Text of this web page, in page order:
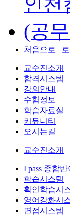
처음으로
교수진소개
합격시스템
강의안내
수험정보
학습자료실
커뮤니티
오시는길
교수진소개
I pass 종합
학습시스템
확인학습시
영어강화시
면접시스템